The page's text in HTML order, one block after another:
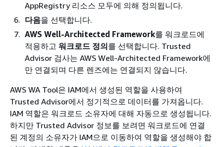
AppRegistry 리소스 모두에 의해 정의됩니다.
다음을 선택합니다.
AWS Well-Architected Framework를 워크로드에
적용하고 워크로드 정의를 선택합니다. Trusted
Advisor 검사는 AWS Well-Architected Framework에
만 연결되며 다른 렌즈에는 연결되지 않습니다.
AWS WA Tool은 IAM에서 생성된 역할을 사용하여
Trusted Advisor에서 정기적으로 데이터를 가져옵니다.
IAM 역할은 워크로드 소유자에 대해 자동으로 생성됩니다.
하지만 Trusted Advisor 정보를 보려면 워크로드에 연결
된 계정의 소유자가 IAM으로 이동하여 역할을 생성해야 합